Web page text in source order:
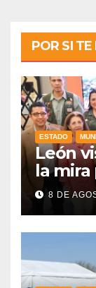
POR SI
ESTADO
León
la
de8 DE